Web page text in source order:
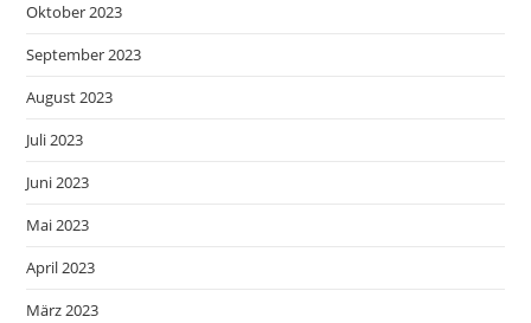
Oktober 2023
September 2023
August 2023
Juli 2023
Juni 2023
Mai 2023
April 2023
März 2023